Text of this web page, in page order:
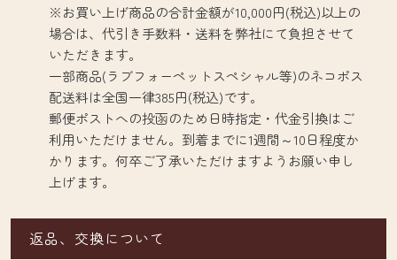
※お買い上げ商品の合計金額が10,000円(税込)以上の
場合は、代引き手数料・送料を弊社にて負担させて
いただきます。
一部商品(ラブフォーペットスペシャル等)のネコポス
配送料は全国一律385円(税込)です。
郵便ポストへの投函のため日時指定・代金引換はご
利用いただけません。到着までに1週間～10日程度か
かります。何卒ご了承いただけますようお願い申し
上げます。
返品、交換について